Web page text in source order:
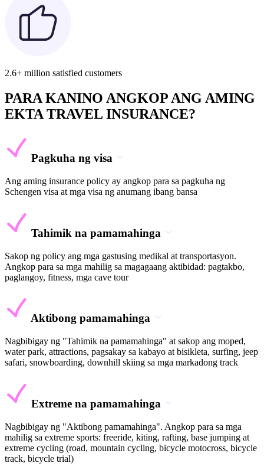
2.6+ million satisfied customers
PARA KANINO ANGKOP ANG AMING
EKTA TRAVEL INSURANCE?
Pagkuha ng visa
Ang aming insurance policy ay angkop para sa pagkuha ng
Schengen visa at mga visa ng anumang ibang bansa
Tahimik na pamamahinga
Sakop ng policy ang mga gastusing medikal at transportasyon.
Angkop para sa mga mahilig sa magagaang aktibidad: pagtakbo,
paglangoy, fitness, mga cave tour
Aktibong pamamahinga
Nagbibigay ng "Tahimik na pamamahinga" at sakop ang moped,
water park, attractions, pagsakay sa kabayo at bisikleta, surfing, jeep
safari, snowboarding, downhill skiing sa mga markadong track
Extreme na pamamahinga
Nagbibigay ng "Aktibong pamamahinga". Angkop para sa mga
mahilig sa extreme sports: freeride, kiting, rafting, base jumping at
extreme cycling (road, mountain cycling, bicycle motocross, bicycle
track, bicycle trial)